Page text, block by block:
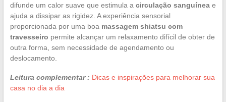
difunde um calor suave que estimula a circulação sanguíneae
ajuda a dissipar as rigidez. A experiência sensorial
proporcionada por uma boa massagem shiatsu com
travesseiro permite alcançar um relaxamento difícil de obter de
outra forma, sem necessidade de agendamento ou
deslocamento.
Leitura complementar : Dicas e inspirações para melhorar sua
casa no dia a dia